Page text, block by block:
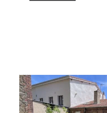
ST ETIENNE 42
168 m
, 5 pièces
Ref : 3372